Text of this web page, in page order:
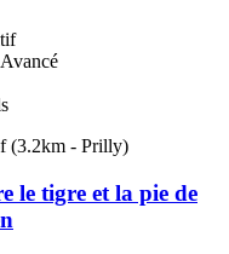
(3.2km - Prilly)
le tigre et la pie de